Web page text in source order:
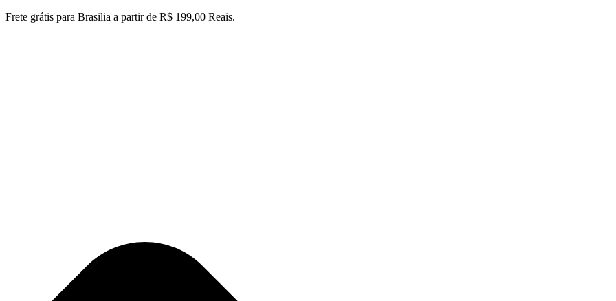
Ir
Frete grátis para Brasilia a partir de R$ 199,00 Reais.